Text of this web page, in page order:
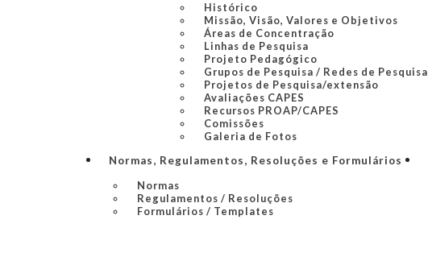
Histórico
Missão, Visão, Valores e Objetivos
Áreas de Concentração
Linhas de Pesquisa
Projeto Pedagógico
Grupos de Pesquisa / Redes de Pesquisa
Projetos de Pesquisa/extensão
Avaliações CAPES
Recursos PROAP/CAPES
Comissões
Galeria de Fotos
Normas, Regulamentos, Resoluções e Formulários
Normas
Regulamentos / Resoluções
Formulários / Templates